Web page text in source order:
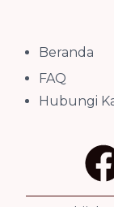
Beranda
FAQ
Hubungi